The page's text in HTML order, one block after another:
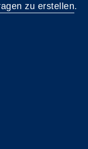
zu erstellen.